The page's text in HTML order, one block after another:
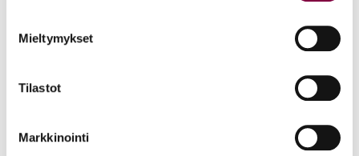
Mieltymykset
Tilastot
Markkinointi
Uutiset 15.6.2026